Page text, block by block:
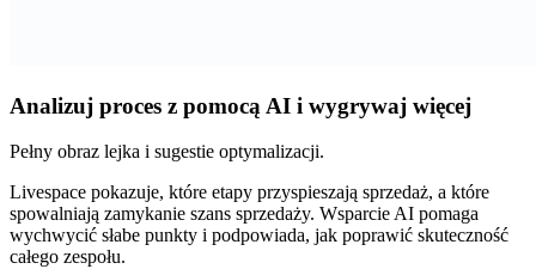
Analizuj proces z pomocą AI i wygrywaj więcej
Pełny obraz lejka i sugestie optymalizacji.
Livespace pokazuje, które etapy przyspieszają sprzedaż, a które
spowalniają zamykanie szans sprzedaży. Wsparcie AI pomaga
wychwycić słabe punkty i podpowiada, jak poprawić skuteczność
całego zespołu.